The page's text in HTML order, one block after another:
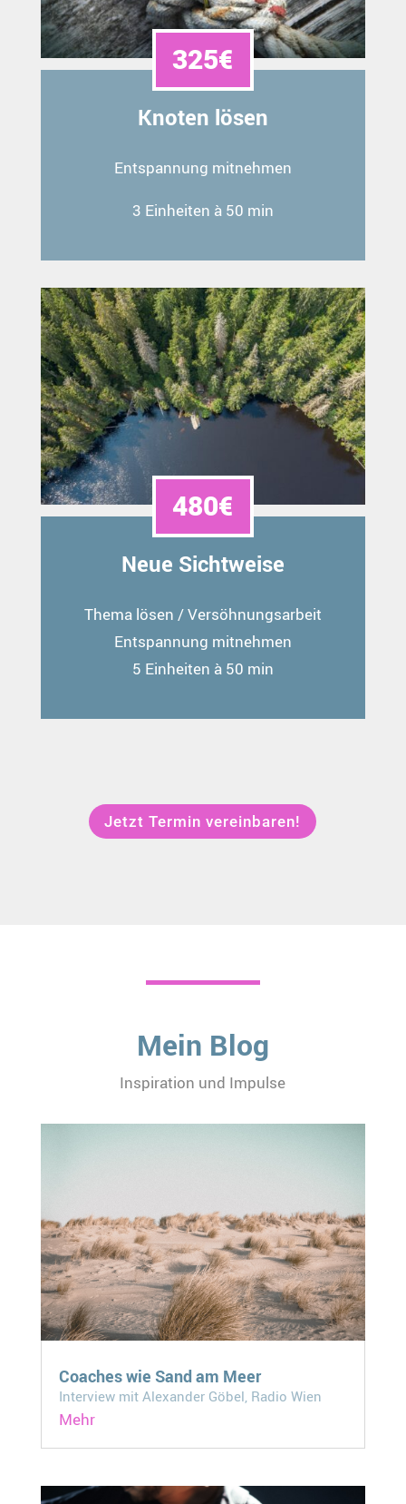
325€
Knoten lösen
Entspannung mitnehmen
3 Einheiten à 50 min
480€
Neue Sichtweise
Thema lösen / Versöhnungsarbeit
Entspannung mitnehmen
5 Einheiten à 50 min
Jetzt Termin vereinbaren!
Mein Blog
Inspiration und Impulse
Coaches wie Sand am Meer
Interview mit Alexander Göbel, Radio Wien
Mehr